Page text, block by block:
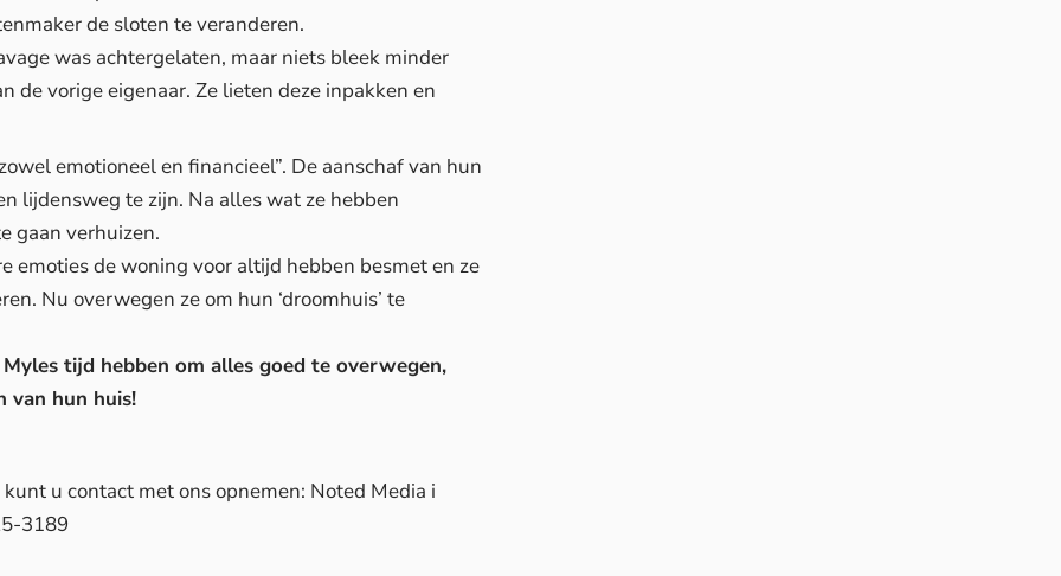
de sloten te veranderen.
was achtergelaten, maar niets bleek minder
de vorige eigenaar. Ze lieten deze inpakken en
emotioneel en financieel”. De aanschaf van hun
lijdensweg te zijn. Na alles wat ze hebben
gaan verhuizen.
emoties de woning voor altijd hebben besmet en ze
Nu overwegen ze om hun ‘droomhuis’ te
tijd hebben om alles goed te overwegen,
van hun huis!
u contact met ons opnemen: Noted Media i
3189